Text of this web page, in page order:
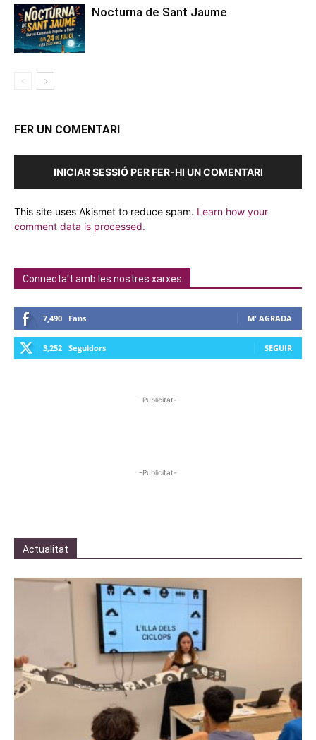
Nocturna de Sant Jaume
FER UN COMENTARI
INICIAR SESSIÓ PER FER-HI UN COMENTARI
This site uses Akismet to reduce spam. Learn how your
comment data is processed.
Connecta't amb les nostres xarxes
7,490 Fans M' AGRADA
3,252 Seguidors SEGUIR
-Publicitat-
-Publicitat-
Actualitat